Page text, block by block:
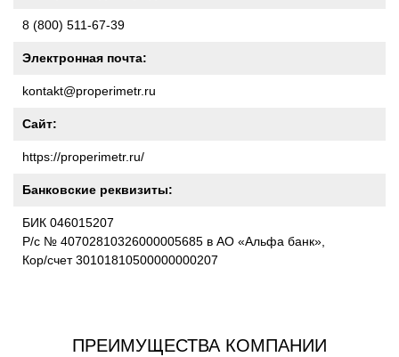
8 (800) 511-67-39
Электронная почта:
kontakt@properimetr.ru
Сайт:
https://properimetr.ru/
Банковские реквизиты:
БИК 046015207
Р/с № 40702810326000005685 в АО «Альфа банк»,
Кор/счет 30101810500000000207
ПРЕИМУЩЕСТВА КОМПАНИИ